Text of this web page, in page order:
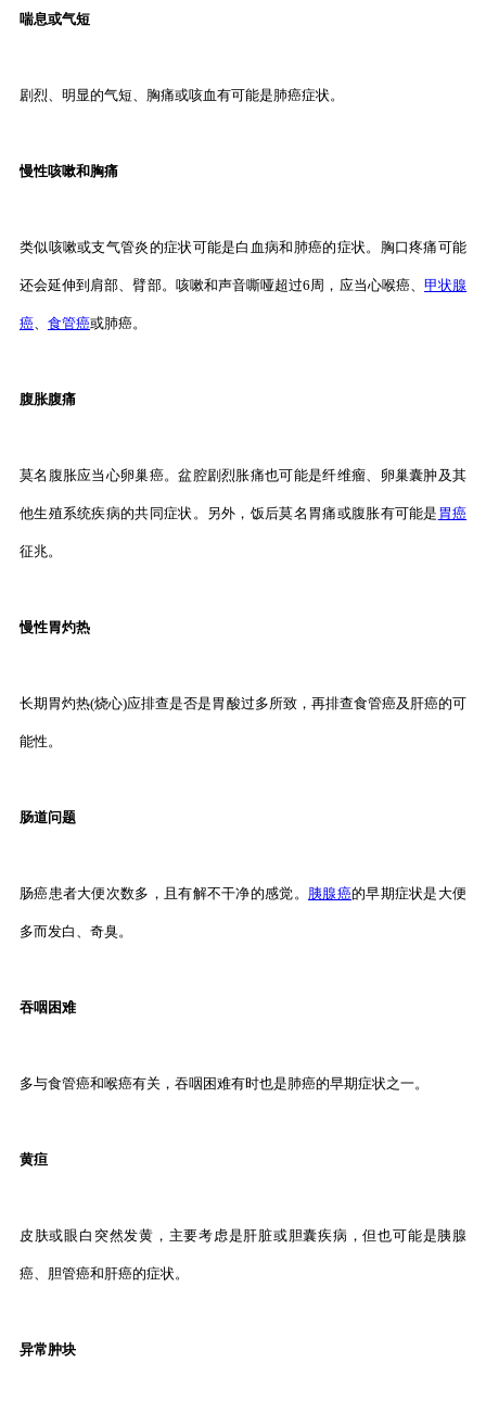
喘息或气短
剧烈、明显的气短、胸痛或咳血有可能是肺癌症状。
慢性咳嗽和胸痛
类似咳嗽或支气管炎的症状可能是白血病和肺癌的症状。胸口疼痛可能
还会延伸到肩部、臂部。咳嗽和声音嘶哑超过6周，应当心喉癌、 甲状腺
癌、 食管癌或肺癌。
腹胀腹痛
莫名腹胀应当心卵巢癌。盆腔剧烈胀痛也可能是纤维瘤、卵巢囊肿及其
他生殖系统疾病的共同症状。另外，饭后莫名胃痛或腹胀有可能是 胃癌
征兆。
慢性胃灼热
长期胃灼热(烧心)应排查是否是胃酸过多所致，再排查食管癌及肝癌的可
能性。
肠道问题
肠癌患者大便次数多，且有解不干净的感觉。 胰腺癌的早期症状是大便
多而发白、奇臭。
吞咽困难
多与食管癌和喉癌有关，吞咽困难有时也是肺癌的早期症状之一。
黄疸
皮肤或眼白突然发黄，主要考虑是肝脏或胆囊疾病，但也可能是胰腺
癌、胆管癌和肝癌的症状。
异常肿块